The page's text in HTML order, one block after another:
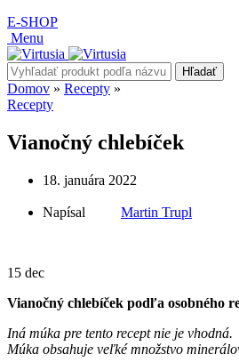
E-SHOP
Menu
Hľadať
Domov » Recepty »
Recepty
Vianočný chlebíček
18. januára 2022
Napísal Martin Trupl
15 dec
Vianočný chlebíček podľa osobného
Iná múka pre tento recept nie je vhodná.
Múka obsahuje veľké množstvo